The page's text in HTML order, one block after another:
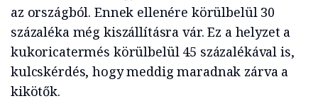
az országból. Ennek ellenére körülbelül 30
százaléka még kiszállításra vár. Ez a helyzet a
kukoricatermés körülbelül 45 százalékával is,
kulcskérdés, hogy meddig maradnak zárva a
kikötők.